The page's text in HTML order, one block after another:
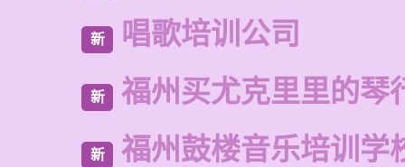
新 唱歌培训公司
新 福州买尤克里里的琴
新 福州鼓楼音乐培训学